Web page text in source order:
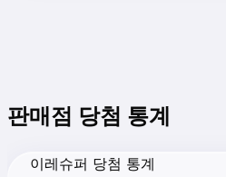
판매점 당첨 통계
이레슈퍼 당첨 통계